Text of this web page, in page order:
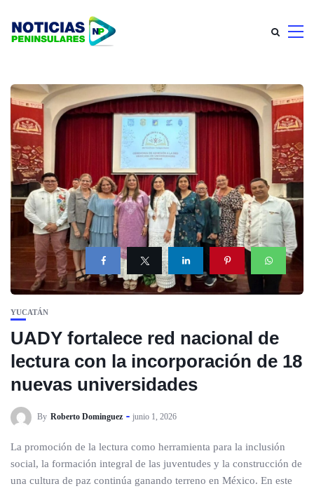
YUCATÁN
UADY fortalece red nacional de
lectura con la incorporación de 18
nuevas universidades
By Roberto Dominguez junio 1, 2026
La promoción de la lectura como herramienta para la inclusión
social, la formación integral de las juventudes y la construcción de
una cultura de paz continúa ganando terreno en México. En este